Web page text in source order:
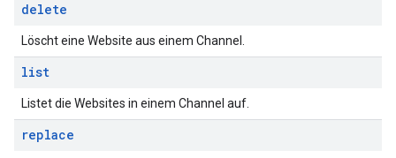
delete
Löscht eine Website aus einem Channel.
list
Listet die Websites in einem Channel auf.
replace